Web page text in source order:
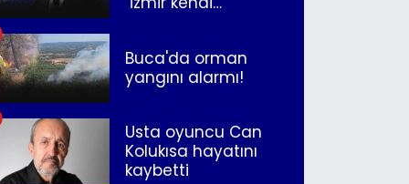
Buca'da orman
yangını alarmı!
Usta oyuncu Can
Kolukısa hayatını
kaybetti